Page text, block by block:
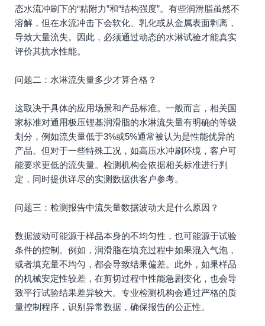
态水流冲刷下的“粘附力”和“结构强度”。有些润滑脂虽然不
溶解，但在水流冲击下会软化、乳化或从金属表面剥离，
导致大量流失。因此，必须通过动态的水淋试验才能真实
评价其抗水性能。
问题二：水淋流失量多少才算合格？
这取决于具体的应用场景和产品标准。一般而言，相关国
家标准对通用极压锂基润滑脂的水淋流失量有明确的等级
划分，例如流失量低于3%或5%通常被认为是性能优异的
产品。但对于一些特殊工况，如高压水冲刷环境，客户可
能要求更低的流失量。检测机构会依据相关标准进行判
定，同时提供详尽的实测数据供客户参考。
问题三：检测报告中流失量数据波动大是什么原因？
数据波动可能源于样品本身的不均匀性，也可能源于试验
条件的控制。例如，润滑脂在填充过程中如果混入气泡，
或者填充量不均匀，都会导致结果偏差。此外，如果样品
的机械安定性较差，在剪切过程中性能急剧变化，也会导
致平行试验结果差异较大。专业检测机构会通过严格的质
量控制程序，识别异常数据，确保报告的公正性。